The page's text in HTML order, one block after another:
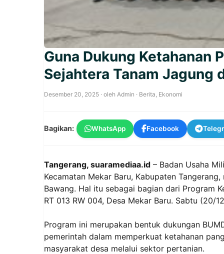
Guna Dukung Ketahanan
Sejahtera Tanam Jagung
Desember 20, 2025 · oleh Admin · Berita Ekonomi
Bagikan: WhatsApp Facebook
Tangerang, suaramediaa.id – Badan Usaha
Kecamatan Mekar Baru, Kabupaten
Bawang. Hal itu sebagai bagian dari Program
RT 013 RW 004, Desa Mekar Baru. Sabtu (20/
Program ini merupakan bentuk dukungan
pemerintah dalam memperkuat ketahanan
masyarakat desa melalui sektor pertanian.